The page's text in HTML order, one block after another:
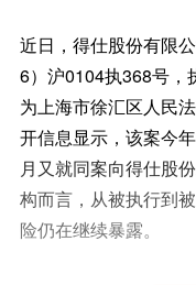
近日，得仕股份有限
6）沪0104执368号，
为上海市徐汇区人民
开信息显示，该案今
月又就同案向得仕股
构而言，从被执行到
险仍在继续暴露。